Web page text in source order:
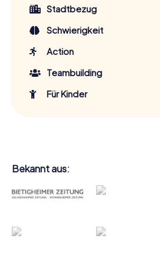
Stadtbezug
Schwierigkeit
Action
Teambuilding
Für Kinder
Bekannt aus: